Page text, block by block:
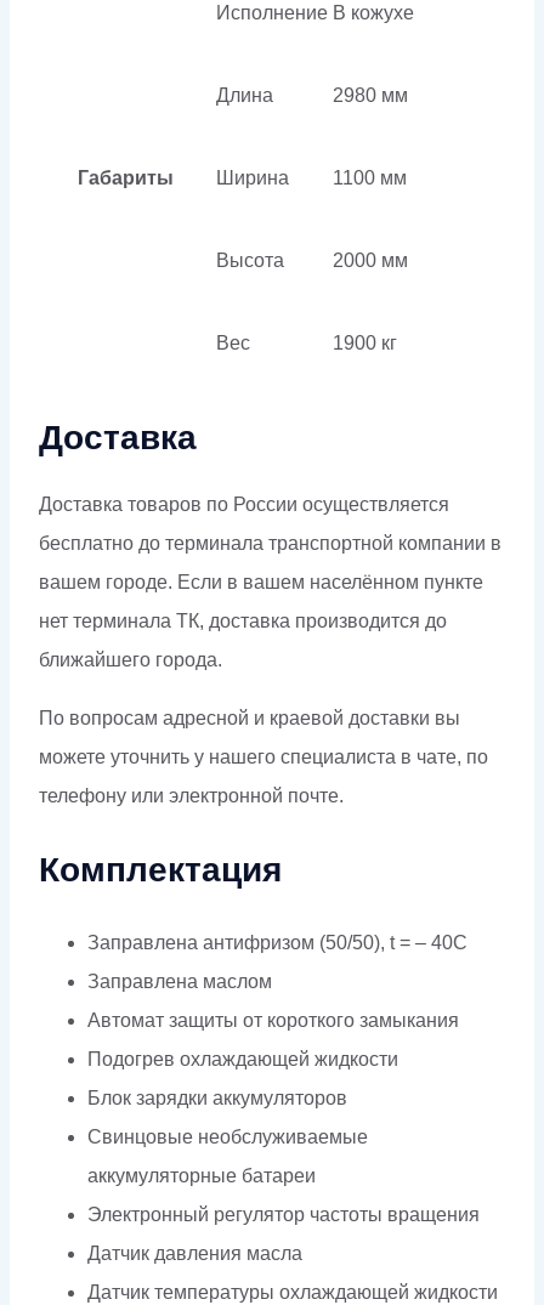
Габариты
Исполнение В кожухе
Длина 2980 мм
Ширина 1100 мм
Высота 2000 мм
Вес 1900 кг
Доставка
Доставка товаров по России осуществляется
бесплатно до терминала транспортной компании в
вашем городе. Если в вашем населённом пункте
нет терминала ТК, доставка производится до
ближайшего города.
По вопросам адресной и краевой доставки вы
можете уточнить у нашего специалиста в чате, по
телефону или электронной почте.
Комплектация
Заправлена антифризом (50/50), t = – 40C
Заправлена маслом
Автомат защиты от короткого замыкания
Подогрев охлаждающей жидкости
Блок зарядки аккумуляторов
Свинцовые необслуживаемые
аккумуляторные батареи
Электронный регулятор частоты вращения
Датчик давления масла
Датчик температуры охлаждающей жидкости